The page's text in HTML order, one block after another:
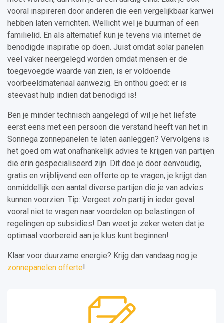
vooral inspireren door anderen die een vergelijkbaar karwei
hebben laten verrichten. Wellicht wel je buurman of een
familielid. En als alternatief kun je tevens via internet de
benodigde inspiratie op doen. Juist omdat solar panelen
veel vaker neergelegd worden omdat mensen er de
toegevoegde waarde van zien, is er voldoende
voorbeeldmateriaal aanwezig. En onthou goed: er is
steevast hulp indien dat benodigd is!
Ben je minder technisch aangelegd of wil je het liefste
eerst eens met een persoon die verstand heeft van het in
Sonnega zonnepanelen te laten aanleggen? Vervolgens is
het goed om wat onafhankelijk advies te krijgen van partijen
die erin gespecialiseerd zijn. Dit doe je door eenvoudig,
gratis en vrijblijvend een offerte op te vragen, je krijgt dan
onmiddellijk een aantal diverse partijen die je van advies
kunnen voorzien. Tip: Vergeet zo’n partij in ieder geval
vooral niet te vragen naar voordelen op belastingen of
regelingen op subsidies! Dan weet je zeker weten dat je
optimaal voorbereid aan je klus kunt beginnen!
Klaar voor duurzame energie? Krijg dan vandaag nog je
zonnepanelen offerte!